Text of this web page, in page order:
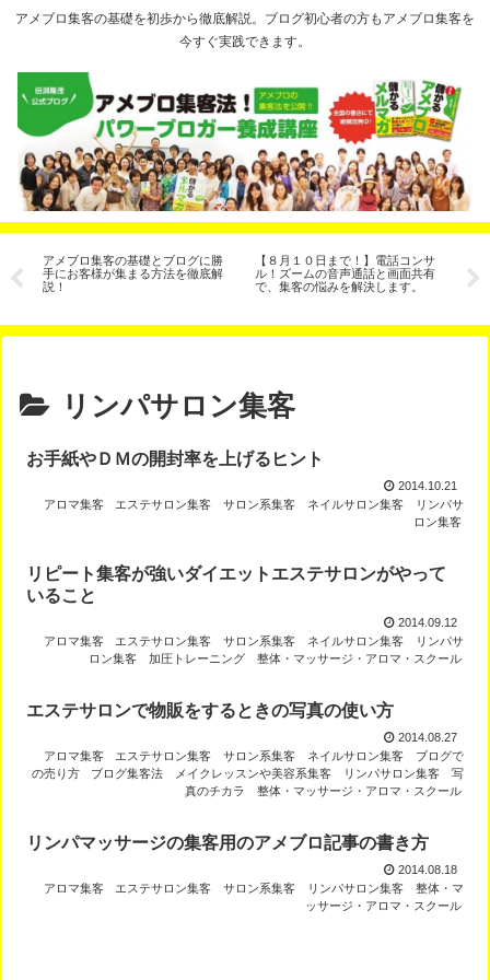
アメブロ集客の基礎を初歩から徹底解説。ブログ初心者の方もアメブロ集客を
今すぐ実践できます。
アメブロ集客の基礎とブログに勝
手にお客様が集まる方法を徹底解
説！
【８月１０日まで！】電話コンサ
ル！ズームの音声通話と画面共有
で、集客の悩みを解決します。
ー
リンパサロン集客
お手紙やＤＭの開封率を上げるヒント
2014.10.21
アロマ集客
エステサロン集客 サロン系集客 ネイルサロン集客
リンパサ
ロン集客
リピート集客が強いダイエットエステサロンがやって
いること
2014.09.12
アロマ集客
エステサロン集客 サロン系集客 ネイルサロン集客
リンパサ
ロン集客
加圧トレーニング 整体・マッサージ・アロマ・スクール
エステサロンで物販をするときの写真の使い方
2014.08.27
アロマ集客
エステサロン集客 サロン系集客 ネイルサロン集客
ブログで
の売り方
ブログ集客法 メイクレッスンや美容系集客 リンパサロン集客
写
真のチカラ
整体・マッサージ・アロマ・スクール
リンパマッサージの集客用のアメブロ記事の書き方
2014.08.18
アロマ集客
エステサロン集客 サロン系集客 リンパサロン集客
整体・マ
ッサージ・アロマ・スクール